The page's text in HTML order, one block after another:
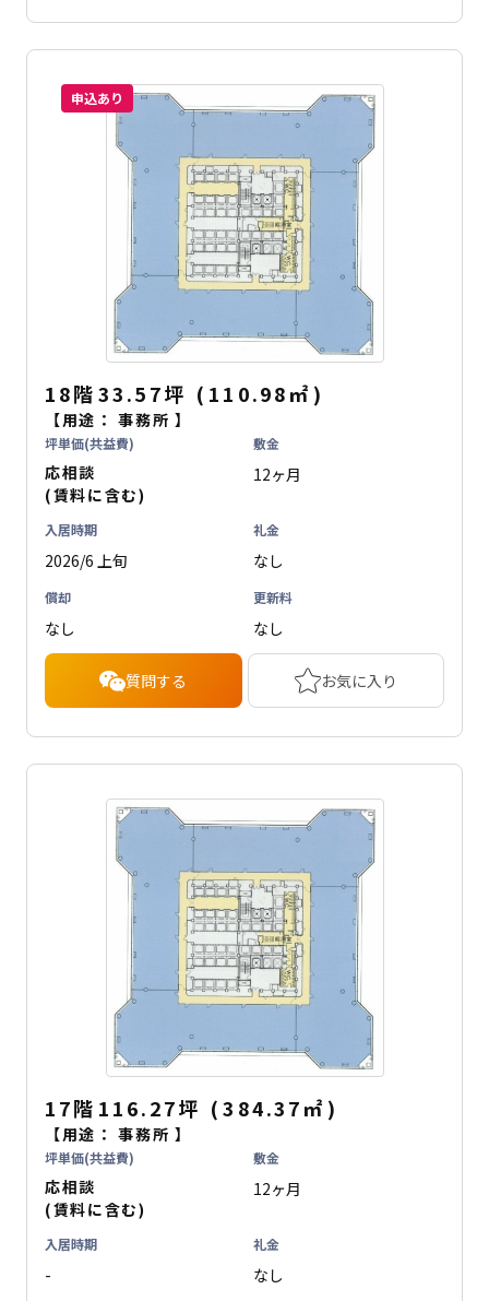
申込あり
18階33.57坪 ( 110.98㎡ )
【用途：事務所 】
坪単価(共益費)
応相談
(賃料に含む)
敷金
12ヶ月
入居時期
2026/6 上旬
礼金
なし
償却
なし
更新料
なし
質問する お気に入り
17階 116.27坪 ( 384.37㎡ )
【用途：事務所 】
坪単価(共益費)
応相談
(賃料に含む)
敷金
12ヶ月
入居時期
-
礼金
なし